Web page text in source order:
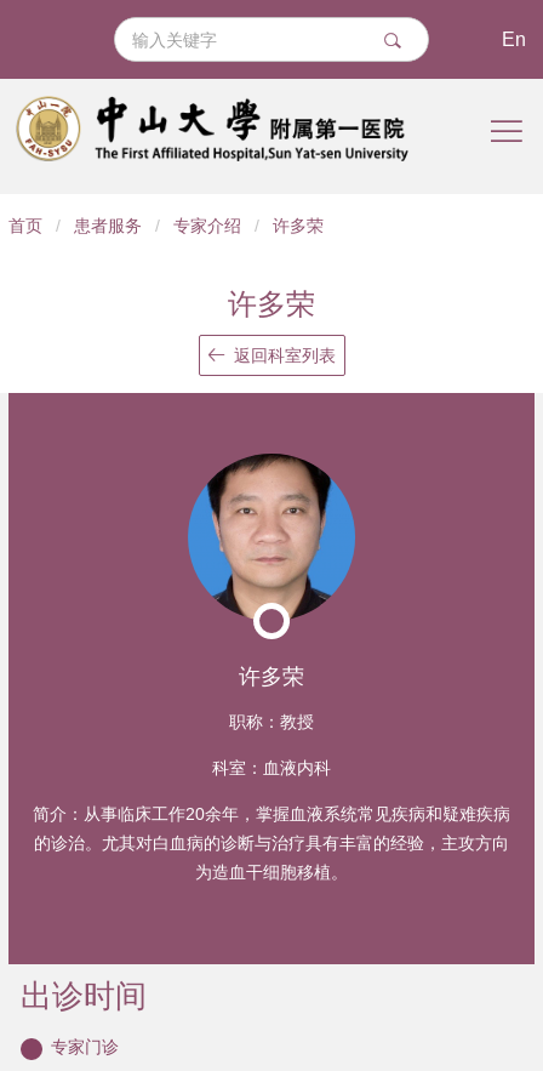
En
导
首页 / 患者服务 / 专家介绍 / 许多荣
许多荣
返回科室列表
许多荣
职称： 教授
科室： 血液内科
简介： 从事临床工作20余年，掌握血液系统常见疾病和疑难疾病
的诊治。尤其对白血病的诊断与治疗具有丰富的经验，主攻方向
为造血干细胞移植。
出诊时间
专家门诊